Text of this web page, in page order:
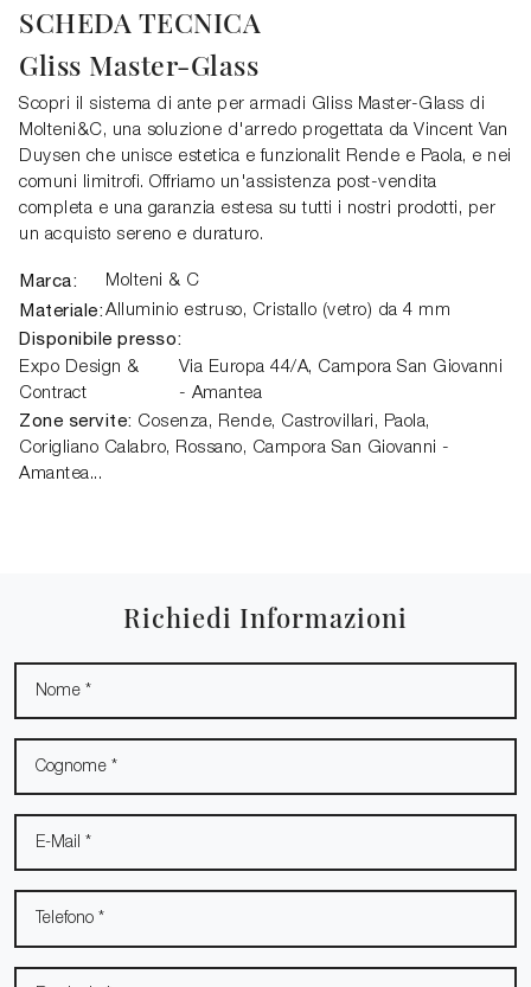
SCHEDA TECNICA
Gliss Master-Glass
Scopri il sistema di ante per armadi Gliss Master-Glass di
Molteni&C, una soluzione d'arredo progettata da Vincent Van
Duysen che unisce estetica e funzionalit Rende e Paola, e nei
comuni limitrofi. Offriamo un'assistenza post-vendita
completa e una garanzia estesa su tutti i nostri prodotti, per
un acquisto sereno e duraturo.
Marca: Molteni & C
Materiale: Alluminio estruso, Cristallo (vetro) da 4 mm
Disponibile presso:
Expo Design &
Contract
Via Europa 44/A, Campora San Giovanni
- Amantea
Zone servite: Cosenza, Rende, Castrovillari, Paola,
Corigliano Calabro, Rossano, Campora San Giovanni -
Amantea...
Richiedi Informazioni